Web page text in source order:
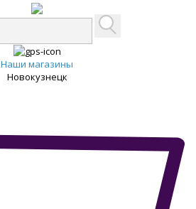
Наши магазины
Новокузнецк